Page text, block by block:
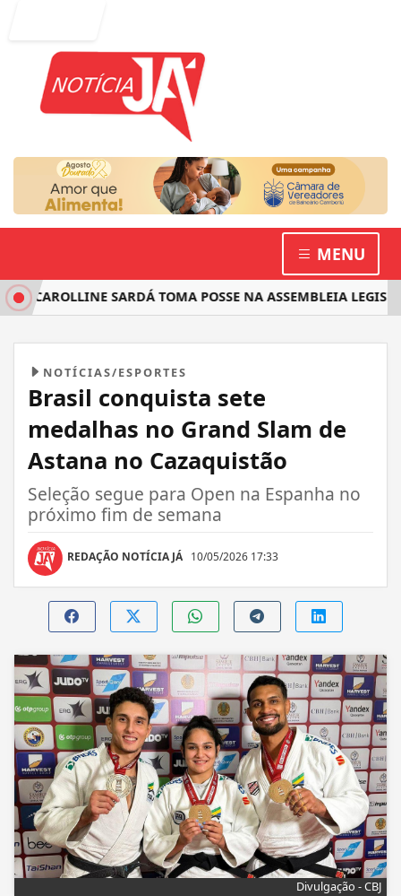
MENU
SARDÁ TOMA POSSE NA ASSEMBLEIA
NOTÍCIAS/ESPORTES
Brasil conquista sete
medalhas no Grand Slam de
Astana no Cazaquistão
Seleção segue para Open na Espanha no
próximo fim de semana
REDAÇÃO NOTÍCIA JÁ 10/05/2026 17:33
Divulgação - CBJ